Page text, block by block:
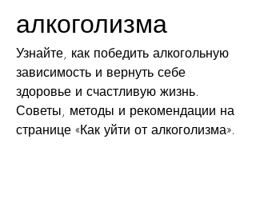
алкоголизма
Узнайте, как победить алкогольную
зависимость и вернуть себе
здоровье и счастливую жизнь.
Советы, методы и рекомендации на
странице «Как уйти от алкоголизма».